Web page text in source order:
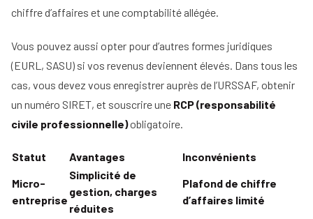
chiffre d’affaires et une comptabilité allégée.
Vous pouvez aussi opter pour d’autres formes juridiques
(EURL, SASU) si vos revenus deviennent élevés. Dans tous les
cas, vous devez vous enregistrer auprès de l’URSSAF, obtenir
un numéro SIRET, et souscrire une RCP (responsabilité
civile professionnelle)obligatoire.
Statut Avantages
Inconvénients
Micro-
entreprise
Simplicité de
gestion, charges
réduites
Plafond de chiffre
d’affaires limité